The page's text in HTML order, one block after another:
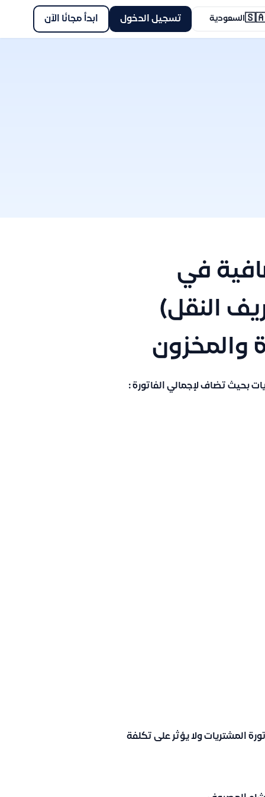
السعودية تسجيل الدخول ابدأ مجانًا الآن
في
النقل)
والمخزون
بحيث تضاف لإجمالي الفاتورة :
المشتريات ولا يؤثر على تكلفة